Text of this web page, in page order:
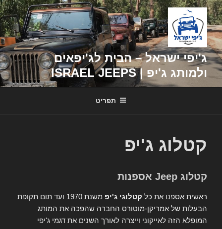
דילוג
לתוכן
ג'יפי ישראל – הבית לג'יפאים
ולמותג ג'יפ | ISRAEL JEEPS
תפריט
קטלוג ג'יפ
קטלוג Jeep אספנות
ראשית אספנו את כל קטלוגי ג'יפ
משנת 1970 ועד תום תקופת
הבעלות של אמריקן-מוטורס החברה שהפכה את המותג
המופלא הזה לאייקוני וייצרה לאורך השנים את דגמי ג'יפי